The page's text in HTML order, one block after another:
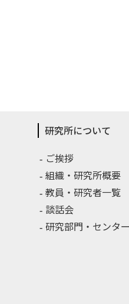
研究所について
ご挨拶
組織・研究所概要
教員・研究者一覧
談話会
研究部門・センタ